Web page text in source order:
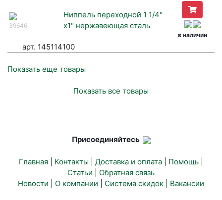
39646
Ниппель переходной 1 1/4"
х1" нержавеющая сталь
в наличии
арт. 145114100
Показать еще товары
Показать все товары
Присоединяйтесь
Главная Контакты Доставка и оплата Помощь
Статьи
Обратная связь
Новости
О компании Система скидок | Вакансии